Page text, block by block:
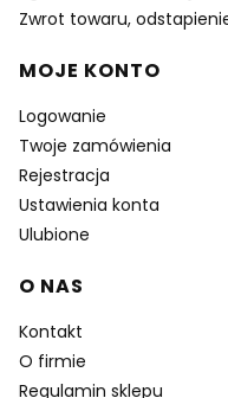
Zwrot towaru,
MOJE KONTO
Logowanie
Twoje zamówienia
Rejestracja
Ustawienia konta
Ulubione
O NAS
Kontakt
O firmie
Regulamin sklepu